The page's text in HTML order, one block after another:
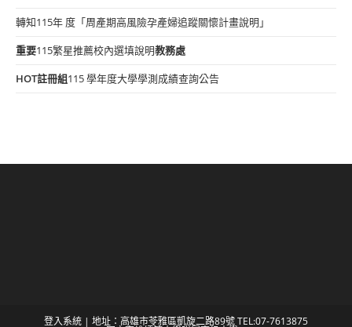
轉知115年 度「周產期高風險孕產婦追蹤關懷計畫說明」
重要115繁星推薦校內選填說明教務處
HOT註冊組115 學年度大學學測成績查詢公告
登入系統 | 地址：高雄市苓雅區凱旋二路89號 TEL:07-7613875